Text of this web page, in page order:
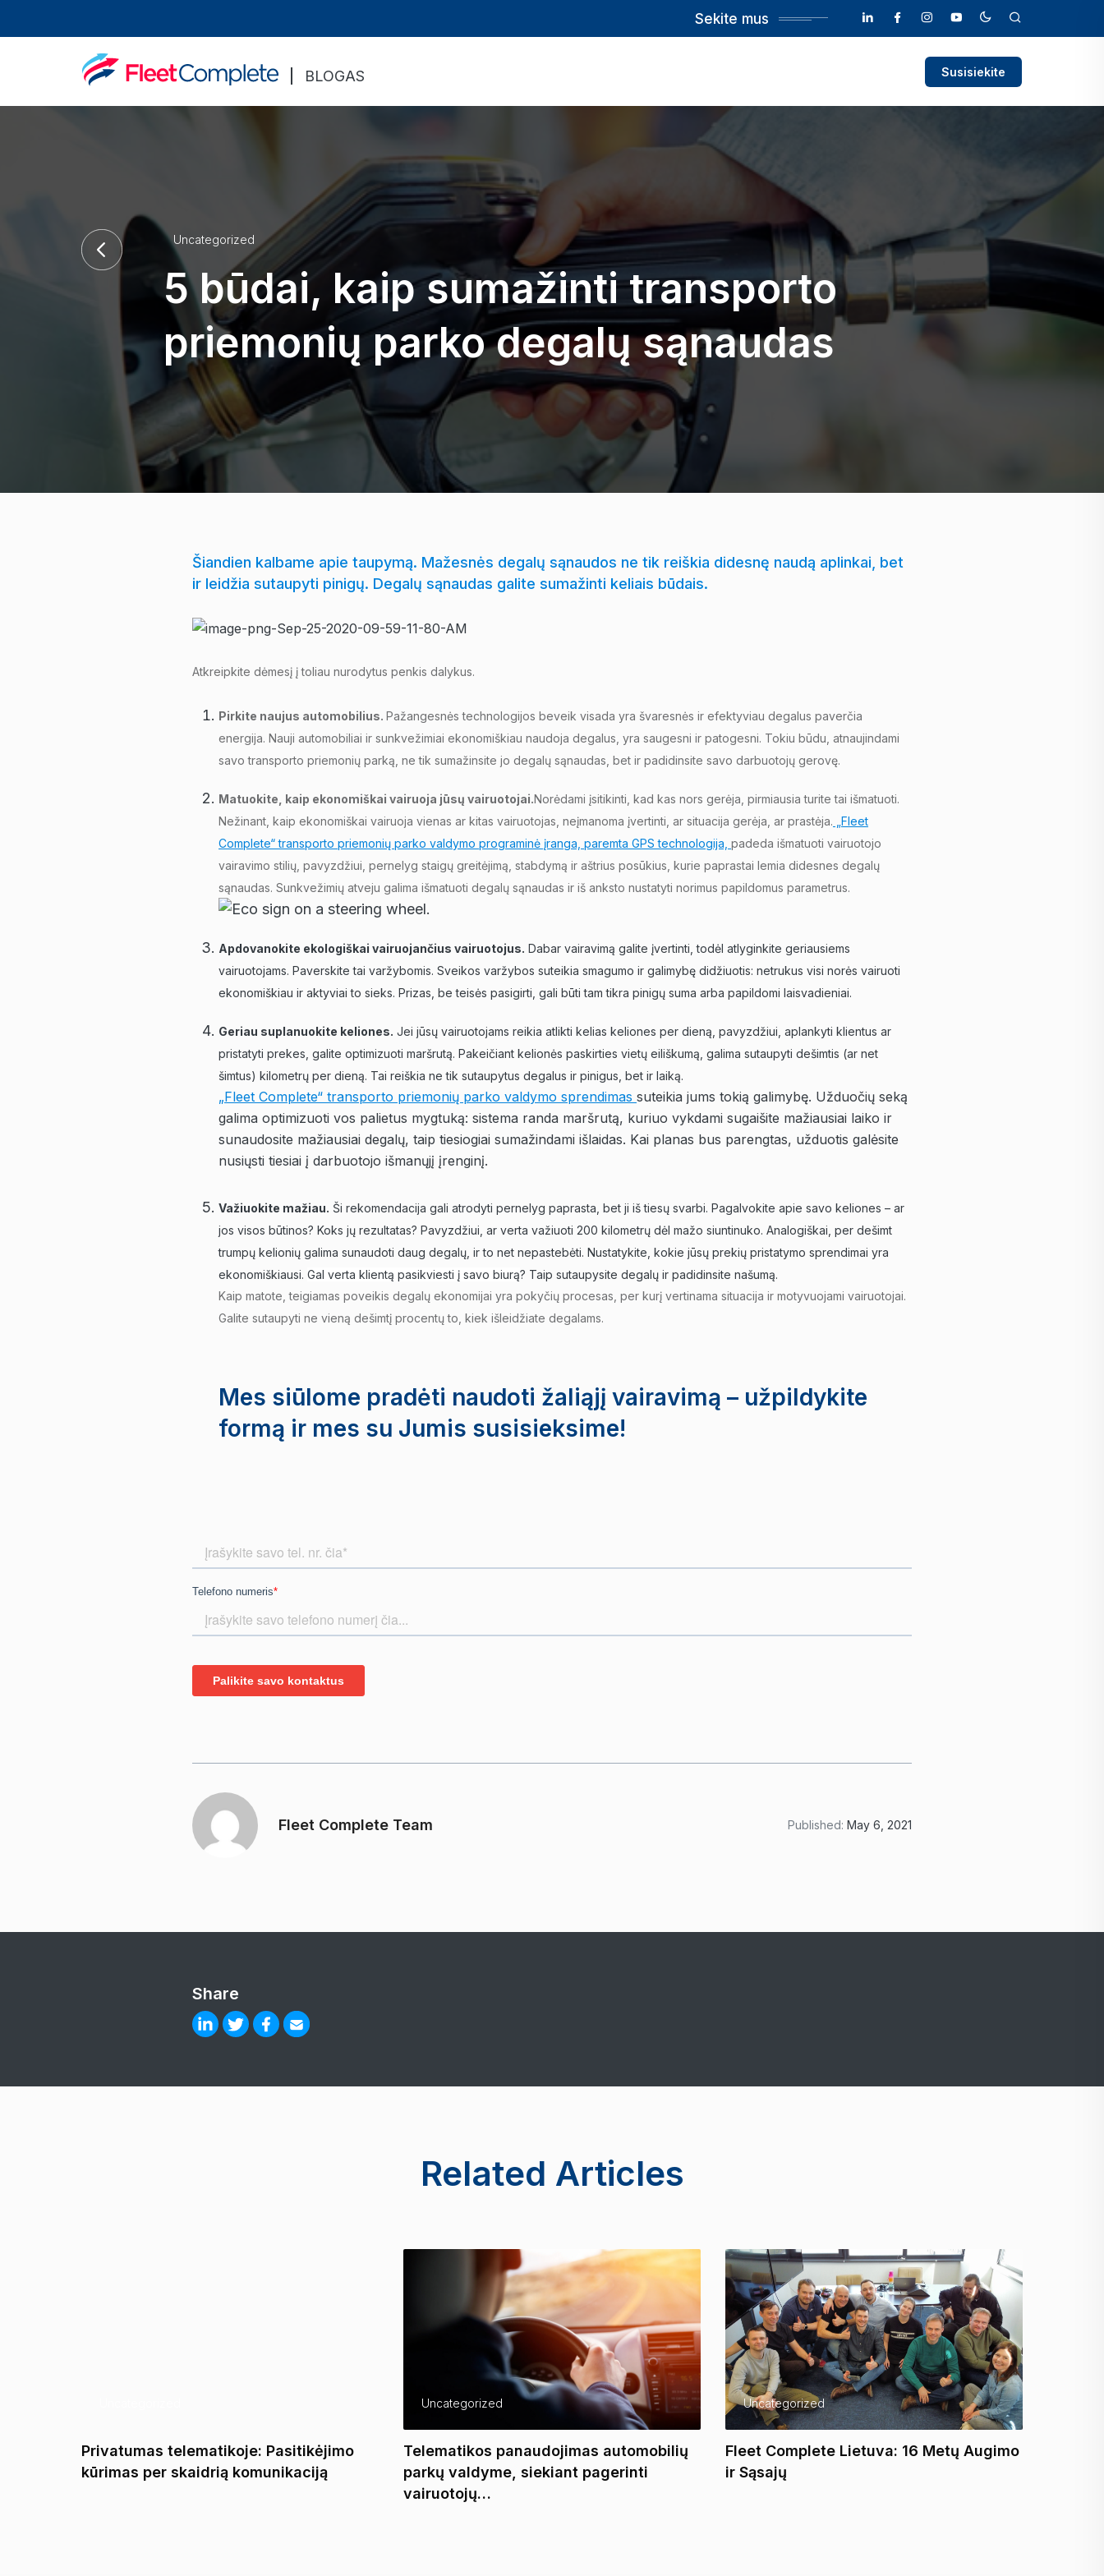
Sekite mus
BLOGAS Susisiekite
Uncategorized
5 būdai, kaip sumažinti transporto
priemonių parko degalų sąnaudas
Šiandien kalbame apie taupymą. Mažesnės degalų sąnaudos ne tik reiškia didesnę naudą aplinkai, bet
ir leidžia sutaupyti pinigų. Degalų sąnaudas galite sumažinti keliais būdais.
Atkreipkite dėmesį į toliau nurodytus penkis dalykus.
Pirkite naujus automobilius. Pažangesnės technologijos beveik visada yra švaresnės ir efektyviau degalus paverčia
energija. Nauji automobiliai ir sunkvežimiai ekonomiškiau naudoja degalus, yra saugesni ir patogesni. Tokiu būdu, atnaujindami
savo transporto priemonių parką, ne tik sumažinsite jo degalų sąnaudas, bet ir padidinsite savo darbuotojų gerovę.
Matuokite, kaip ekonomiškai vairuoja jūsų vairuotojai.Norėdami įsitikinti, kad kas nors gerėja, pirmiausia turite tai išmatuoti.
Nežinant, kaip ekonomiškai vairuoja vienas ar kitas vairuotojas, neįmanoma įvertinti, ar situacija gerėja, ar prastėja. „Fleet
Complete“ transporto priemonių parko valdymo programinė įranga, paremta GPS technologija, padeda išmatuoti vairuotojo
vairavimo stilių, pavyzdžiui, pernelyg staigų greitėjimą, stabdymą ir aštrius posūkius, kurie paprastai lemia didesnes degalų
sąnaudas. Sunkvežimių atveju galima išmatuoti degalų sąnaudas ir iš anksto nustatyti norimus papildomus parametrus.
Apdovanokite ekologiškai vairuojančius vairuotojus. Dabar vairavimą galite įvertinti, todėl atlyginkite geriausiems
vairuotojams. Paverskite tai varžybomis. Sveikos varžybos suteikia smagumo ir galimybę didžiuotis: netrukus visi norės vairuoti
ekonomiškiau ir aktyviai to sieks. Prizas, be teisės pasigirti, gali būti tam tikra pinigų suma arba papildomi laisvadieniai.
Geriau suplanuokite keliones. Jei jūsų vairuotojams reikia atlikti kelias keliones per dieną, pavyzdžiui, aplankyti klientus ar
pristatyti prekes, galite optimizuoti maršrutą. Pakeičiant kelionės paskirties vietų eiliškumą, galima sutaupyti dešimtis (ar net
šimtus) kilometrų per dieną. Tai reiškia ne tik sutaupytus degalus ir pinigus, bet ir laiką.
„Fleet Complete“ transporto priemonių parko valdymo sprendimas suteikia jums tokią galimybę. Užduočių seką
galima optimizuoti vos palietus mygtuką: sistema randa maršrutą, kuriuo vykdami sugaišite mažiausiai laiko ir
sunaudosite mažiausiai degalų, taip tiesiogiai sumažindami išlaidas. Kai planas bus parengtas, užduotis galėsite
nusiųsti tiesiai į darbuotojo išmanųjį įrenginį.
Važiuokite mažiau. Ši rekomendacija gali atrodyti pernelyg paprasta, bet ji iš tiesų svarbi. Pagalvokite apie savo keliones – ar
jos visos būtinos? Koks jų rezultatas? Pavyzdžiui, ar verta važiuoti 200 kilometrų dėl mažo siuntinuko. Analogiškai, per dešimt
trumpų kelionių galima sunaudoti daug degalų, ir to net nepastebėti. Nustatykite, kokie jūsų prekių pristatymo sprendimai yra
ekonomiškiausi. Gal verta klientą pasikviesti į savo biurą? Taip sutaupysite degalų ir padidinsite našumą.
Kaip matote, teigiamas poveikis degalų ekonomijai yra pokyčių procesas, per kurį vertinama situacija ir motyvuojami vairuotojai.
Galite sutaupyti ne vieną dešimtį procentų to, kiek išleidžiate degalams.
Mes siūlome pradėti naudoti žaliąjį vairavimą – užpildykite
formą ir mes su Jumis susisieksime!
Fleet Complete Team Published: May 6, 2021
Share
Related Articles
Privatumas telematikoje: Pasitikėjimo
kūrimas per skaidrią komunikaciją
Uncategorized
Telematikos panaudojimas automobilių
parkų valdyme, siekiant pagerinti
vairuotojų…
Uncategorized
Fleet Complete Lietuva: 16 Metų Augimo
ir Sąsajų